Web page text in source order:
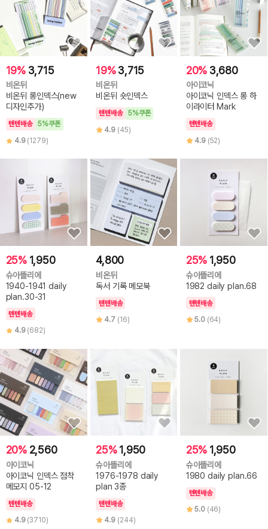
19% 3,715
비온뒤
비온뒤 롱인덱스(new
디자인추가)
텐텐배송
5%쿠폰
4.9 (1279)
19% 3,715
비온뒤
비온뒤 숏인덱스
텐텐배송
5%쿠폰
4.9 (45)
20% 3,680
아이코닉
아이코닉 인덱스 롱 하
이라이터 Mark
텐텐배송
4.9 (52)
25% 1,950
슈아뜰리에
1940-1941 daily
plan.30-31
텐텐배송
4.9 (682)
4,800
비온뒤
독서 기록 메모북
텐텐배송
4.7 (16)
25% 1,950
슈아뜰리에
1982 daily plan.68
텐텐배송
5.0 (64)
20% 2,560
아이코닉
아이코닉 인덱스 점착
메모지 05-12
텐텐배송
4.9 (3710)
25% 1,950
슈아뜰리에
1976-1978 daily
plan 3종
텐텐배송
4.9 (244)
25% 1,950
슈아뜰리에
1980 daily plan.66
텐텐배송
5.0 (46)